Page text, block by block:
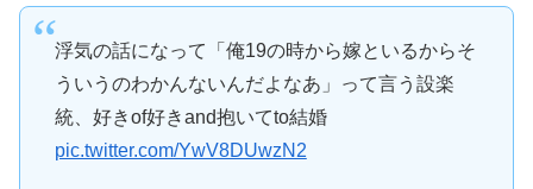
浮気の話になって「俺19の時から嫁といるからそ
ういうのわかんないんだよなあ」って言う設楽
統、好きof好きand抱いてto結婚
pic.twitter.com/YwV8DUwzN2